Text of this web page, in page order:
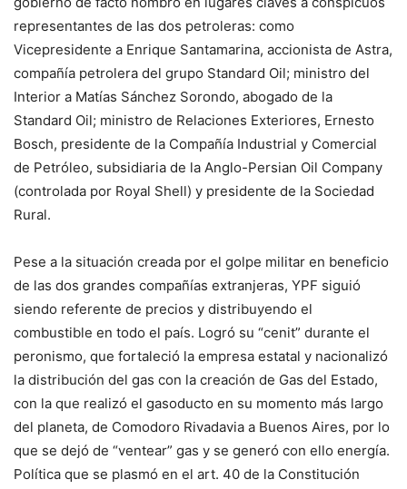
representantes de las dos petroleras: como
Vicepresidente a Enrique Santamarina, accionista de Astra,
compañía petrolera del grupo Standard Oil; ministro del
Interior a Matías Sánchez Sorondo, abogado de la
Standard Oil; ministro de Relaciones Exteriores, Ernesto
Bosch, presidente de la Compañía Industrial y Comercial
de Petróleo, subsidiaria de la Anglo-Persian Oil Company
(controlada por Royal Shell) y presidente de la Sociedad
Rural.
Pese a la situación creada por el golpe militar en beneficio
de las dos grandes compañías extranjeras, YPF siguió
siendo referente de precios y distribuyendo el
combustible en todo el país. Logró su “cenit” durante el
peronismo, que fortaleció la empresa estatal y nacionalizó
la distribución del gas con la creación de Gas del Estado,
con la que realizó el gasoducto en su momento más largo
del planeta, de Comodoro Rivadavia a Buenos Aires, por lo
que se dejó de “ventear” gas y se generó con ello energía.
Política que se plasmó en el art. 40 de la Constitución